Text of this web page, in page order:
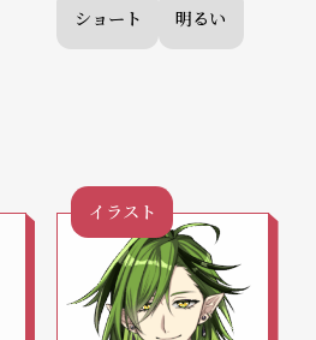
ショート 明るい
イラスト